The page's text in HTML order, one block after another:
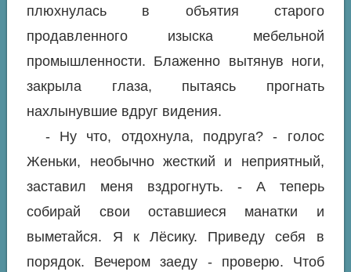
плюхнулась в объятия старого
продавленного изыска мебельной
промышленности. Блаженно вытянув ноги,
закрыла глаза, пытаясь прогнать
нахлынувшие вдруг видения.
- Ну что, отдохнула, подруга? - голос
Женьки, необычно жесткий и неприятный,
заставил меня вздрогнуть. - А теперь
собирай свои оставшиеся манатки и
выметайся. Я к Лёсику. Приведу себя в
порядок. Вечером заеду - проверю. Чтоб